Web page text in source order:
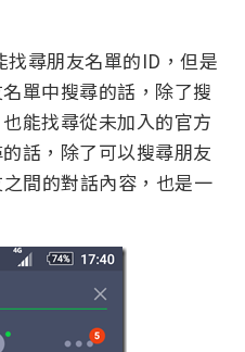
尋朋友名單的ID，但是
單中搜尋的話，除了搜
能找尋從未加入的官方
話，除了可以搜尋朋友
間的對話內容，也是一